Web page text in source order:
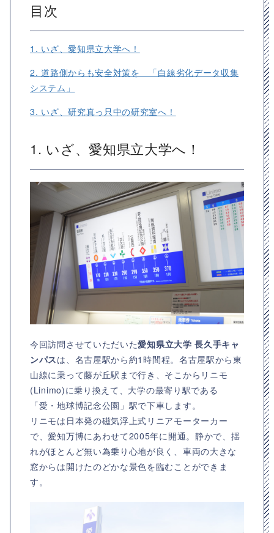
目次
1. いざ、愛知県立大学へ！
2. 道路側からも安全対策を 「白線劣化データ収集
システム」
3. いざ、研究真っ只中の研究室へ！
1. いざ、愛知県立大学へ！
今回訪問させていただいた愛知県立大学 長久手キャ
ンパスは、名古屋駅から約1時間程。名古屋駅から東
山線に乗って藤が丘駅まで行き、そこからリニモ
(Linimo)に乗り換えて、大学の最寄り駅である
「愛・地球博記念公園」駅で下車します。
リニモは日本発の磁気浮上式リニアモーターカー
で、愛知万博にあわせて2005年に開通。静かで、揺
れがほとんど無い為乗り心地が良く、車両の大きな
窓からは開けたのどかな景色を臨むことができま
す。